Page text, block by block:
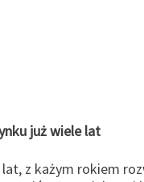
już wiele lat
z każym rokiem